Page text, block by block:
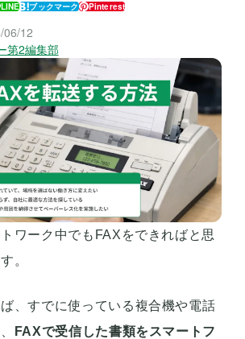
LINE ブックマーク Pinterest
06/12
第2編集部
ワーク中でもFAXをできればと思
。
、すでに使っている複合機や電話
FAXで受信した書類をスマートフ